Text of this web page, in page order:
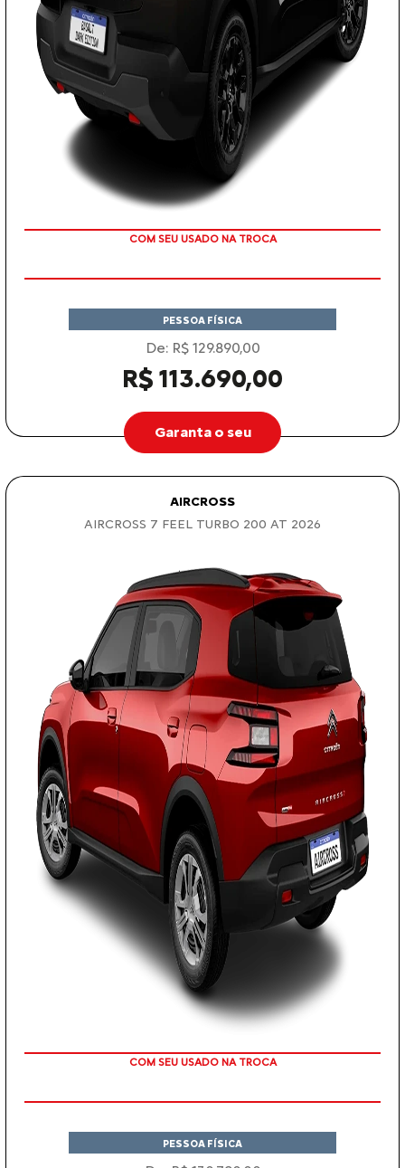
TAXA ZERO
PESSOA FÍSICA
De: R$ 129.890,00
R$ 113.690,00
Garanta o seu
AIRCROSS
AIRCROSS 7 FEEL TURBO 200 AT 2026
TAXA ZERO
PESSOA FÍSICA